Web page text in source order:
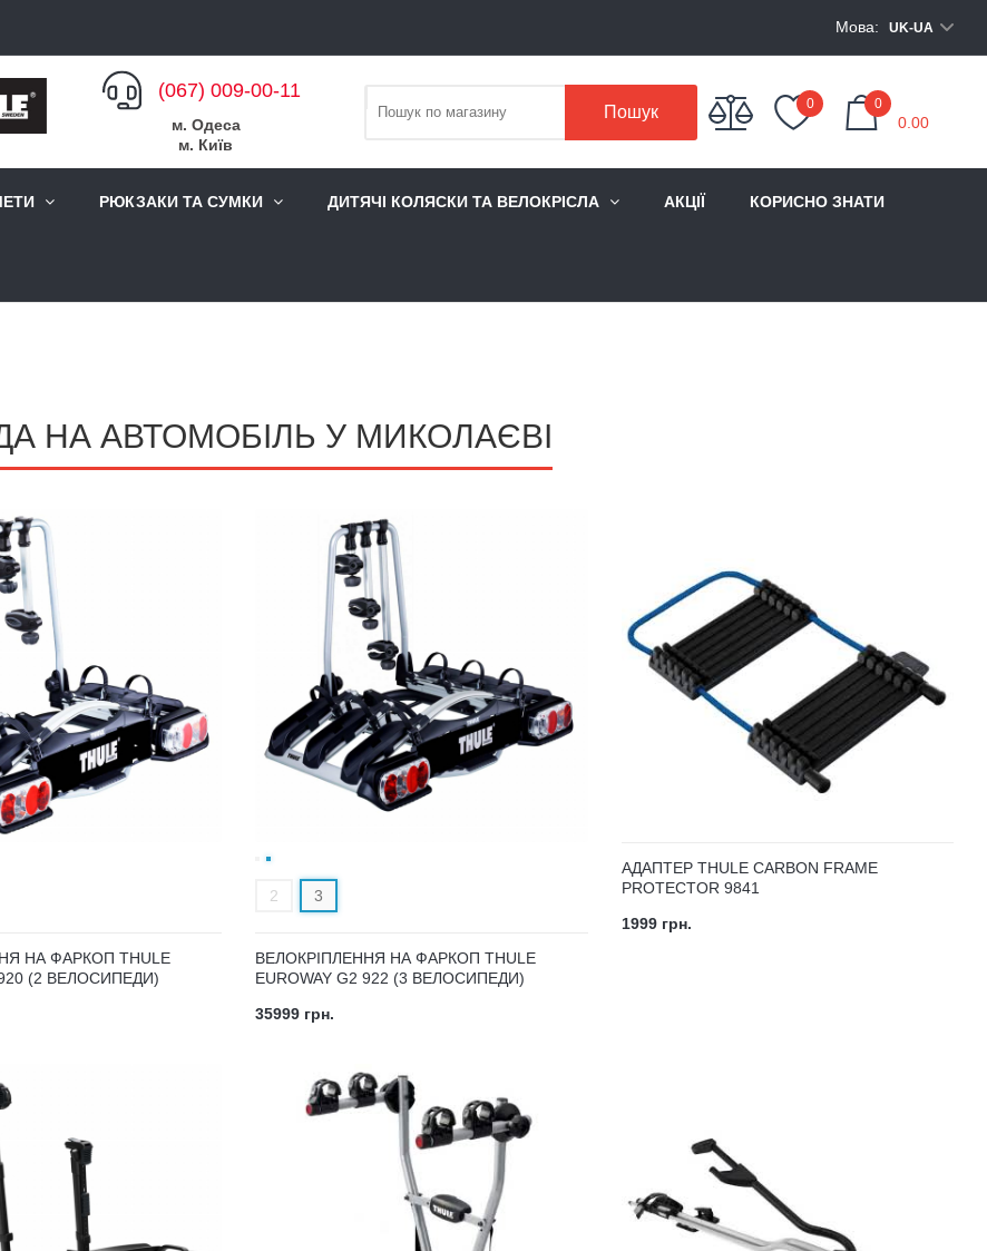
Мова: UK-UA
(067) 009-00-11
м. Одеса
м. Київ
Пошук 0 0
0.00
РЮКЗАКИ ТА СУМКИ ДИТЯЧІ КОЛЯСКИ ТА ВЕЛОКРІСЛА АКЦІЇ КОРИСНО ЗНАТИ
НА АВТОМОБІЛЬ У МИКОЛАЄВІ
НА ФАРКОП THULE
920 (2 ВЕЛОСИПЕДИ)
2 3
ВЕЛОКРІПЛЕННЯ НА ФАРКОП THULE
EUROWAY G2 922 (3 ВЕЛОСИПЕДИ)
35999 грн.
АДАПТЕР THULE CARBON FRAME
PROTECTOR 9841
1999 грн.